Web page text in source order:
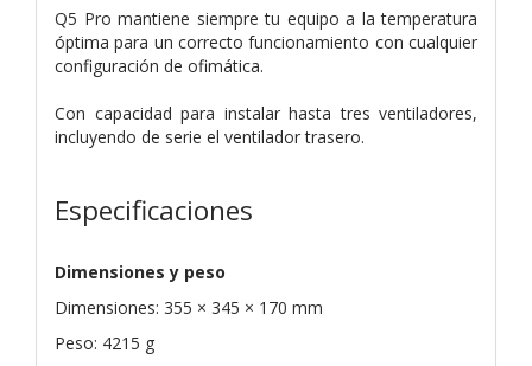
Q5 Pro mantiene siempre tu equipo a la temperatura
óptima para un correcto funcionamiento con cualquier
configuración de ofimática.
Con capacidad para instalar hasta tres ventiladores,
incluyendo de serie el ventilador trasero.
Especificaciones
Dimensiones y peso
Dimensiones: 355 × 345 × 170 mm
Peso: 4215 g